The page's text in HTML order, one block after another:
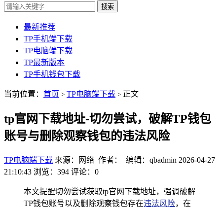
搜索
最新推荐
TP手机端下载
TP电脑端下载
TP最新版本
TP手机钱包下载
当前位置： 首页 > TP电脑端下载 > 正文
tp官网下载地址-切勿尝试，破解TP钱包
账号与删除观察钱包的违法风险
TP电脑端下载 来源：网络 作者： 编辑：qbadmin 2026-04-27
21:10:43 浏览：394 评论：0
本文提醒切勿尝试获取tp官网下载地址，强调破解
TP钱包账号以及删除观察钱包存在违法风险，在